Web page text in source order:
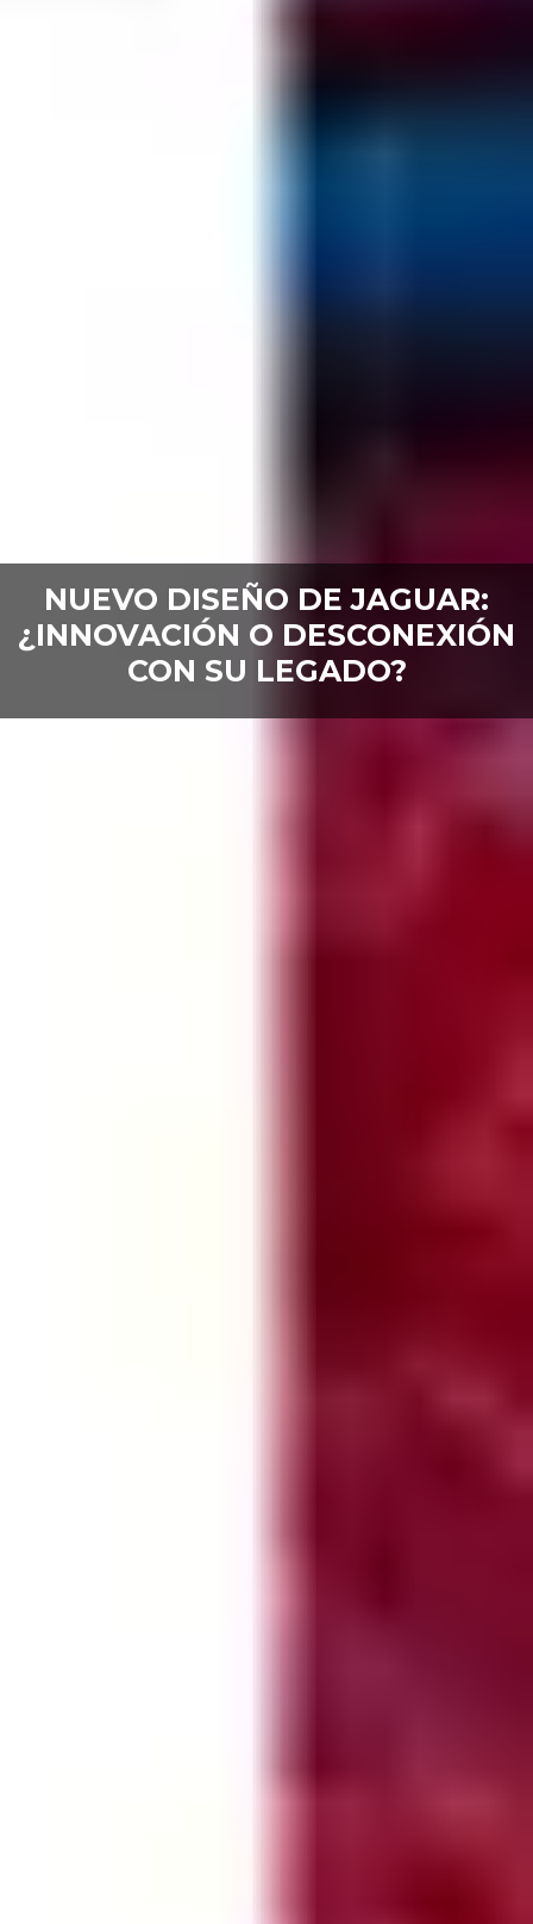
NUEVO DISEÑO DE JAGUAR:
¿INNOVACIÓN O DESCONEXIÓN
CON SU LEGADO?